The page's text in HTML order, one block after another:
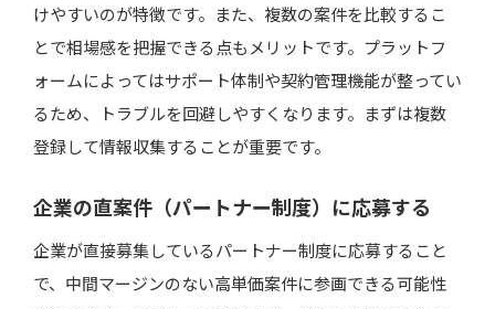
けやすいのが特徴です。また、複数の案件を比較するこ
とで相場感を把握できる点もメリットです。プラットフ
ォームによってはサポート体制や契約管理機能が整ってい
るため、トラブルを回避しやすくなります。まずは複数
登録して情報収集することが重要です。
企業の直案件（パートナー制度）に応募する
企業が直接募集しているパートナー制度に応募すること
で、中間マージンのない高単価案件に参画できる可能性